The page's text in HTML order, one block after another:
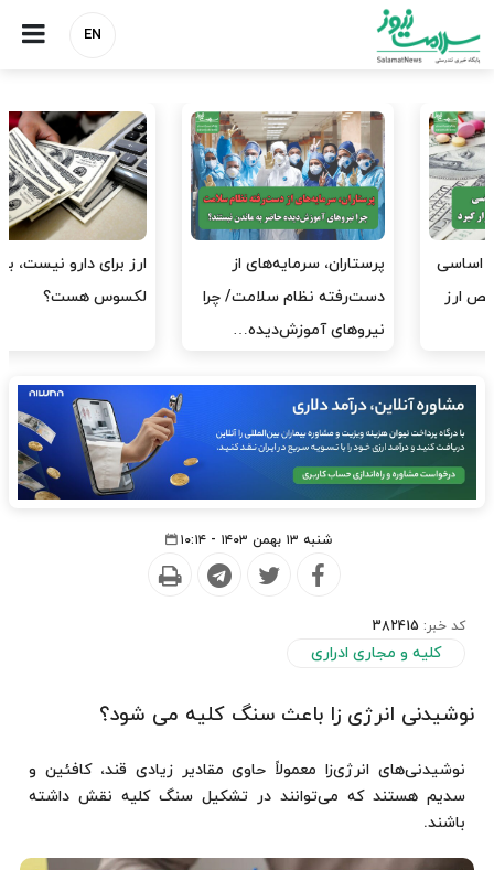
EN
ارز برای دارو نیست، برای
لکسوس هست؟
به وزیر اقتصاد و خانواده‌اش
خدمات درمانی ندهید
شنبه ۱۳ بهمن ۱۴۰۳ - ۱۰:۱۴
کد خبر: 382415
کلیه و مجاری ادراری
نوشیدنی انرژی زا باعث سنگ کلیه می شود؟
نوشیدنی‌های انرژی‌زا معمولاً حاوی مقادیر زیادی قند، کافئین و
سدیم هستند که می‌توانند در تشکیل سنگ کلیه نقش داشته
باشند.